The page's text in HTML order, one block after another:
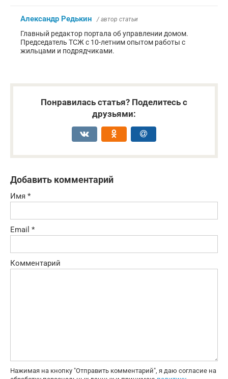
Александр Редькин / автор статьи
Главный редактор портала об управлении домом.
Председатель ТСЖ с 10-летним опытом работы с
жильцами и подрядчиками.
Понравилась статья? Поделитесь с
друзьями:
Добавить комментарий
Имя *
Email *
Комментарий
Нажимая на кнопку "Отправить комментарий", я даю согласие на